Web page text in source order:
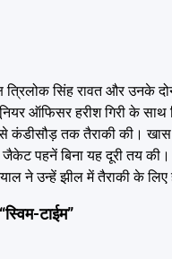
त्रिलोक सिंह रावत और उनके
ऑफिसर हरीश गिरी के साथ
कंडीसौड़ तक तैराकी की। खास
जैकेट पहनें बिना यह दूरी तय
ने उन्हें झील में तैराकी के लिए
टाईम”